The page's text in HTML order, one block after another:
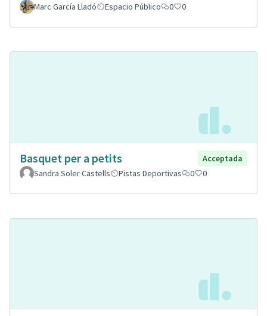
Marc García Lladó Espacio Público 0 0
Basquet per a petits
Acceptada
Sandra Soler Castells
Pistas Deportivas 0 0